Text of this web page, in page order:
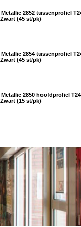
2852 tussenprofiel
(45 st/pk)
2854 tussenprofiel
(45 st/pk)
2850 hoofdprofiel T24
(15 st/pk)